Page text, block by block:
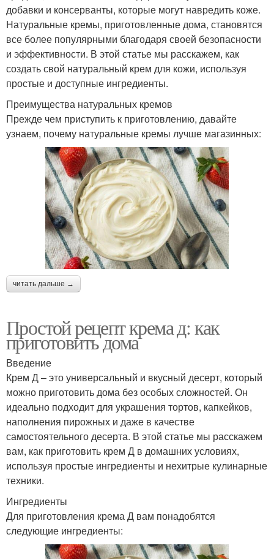
добавки и консерванты, которые могут навредить коже.
Натуральные кремы, приготовленные дома, становятся
все более популярными благодаря своей безопасности
и эффективности. В этой статье мы расскажем, как
создать свой натуральный крем для кожи, используя
простые и доступные ингредиенты.
Преимущества натуральных кремов
Прежде чем приступить к приготовлению, давайте
узнаем, почему натуральные кремы лучше магазинных:
читать дальше →
Простой рецепт крема д: как
приготовить дома
Введение
Крем Д – это универсальный и вкусный десерт, который
можно приготовить дома без особых сложностей. Он
идеально подходит для украшения тортов, капкейков,
наполнения пирожных и даже в качестве
самостоятельного десерта. В этой статье мы расскажем
вам, как приготовить крем Д в домашних условиях,
используя простые ингредиенты и нехитрые кулинарные
техники.
Ингредиенты
Для приготовления крема Д вам понадобятся
следующие ингредиенты: